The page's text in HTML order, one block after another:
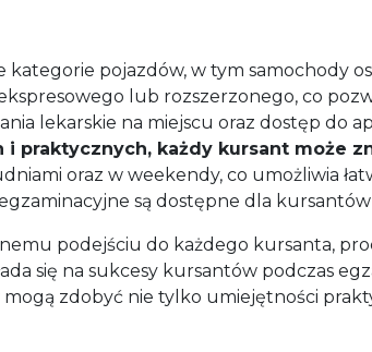
pojazdów, w tym samochody
lub rozszerzonego, co
lekarskie na miejscu oraz dostęp do
praktycznych, każdy kursant może
oraz w weekendy, co umożliwia
są dostępne dla
podejściu do każdego kursanta,
się na sukcesy kursantów podczas
zdobyć nie tylko umiejętności